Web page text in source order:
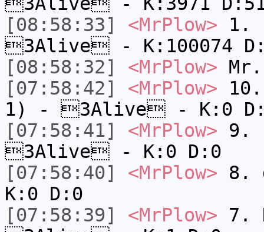
[08:58:33]
<MrPlow> 1.
3Alive - K:100074
[08:58:32]
<MrPlow>
[07:58:42]
<MrPlow>
1) - 3Alive - K:0
[07:58:41]
<MrPlow> 9.
3Alive - K:0 D:0
[07:58:40]
<MrPlow> 8.
K:0 D:0
[07:58:39]
<MrPlow> 7.